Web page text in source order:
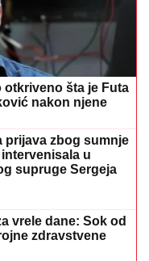
šta je Futa
nakon njene
prijava zbog sumnje
u
supruge Sergeja
vrele dane: Sok od
zdravstvene